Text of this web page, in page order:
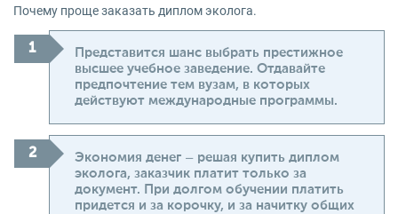
Почему проще заказать диплом эколога.
Представится шанс выбрать престижное
высшее учебное заведение. Отдавайте
предпочтение тем вузам, в которых
действуют международные программы.
Экономия денег – решая купить диплом
эколога, заказчик платит только за
документ. При долгом обучении платить
придется и за корочку, и за начитку общих